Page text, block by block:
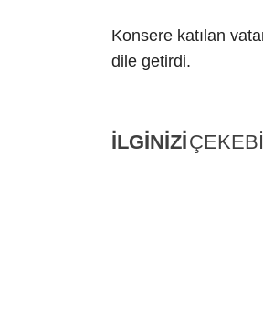
Konsere katılan
dile getirdi.
İLGİNİZİ